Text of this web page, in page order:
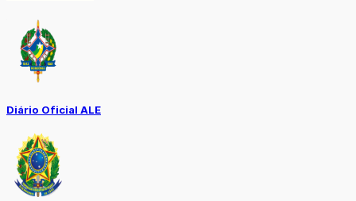
Diário Oficial ALE